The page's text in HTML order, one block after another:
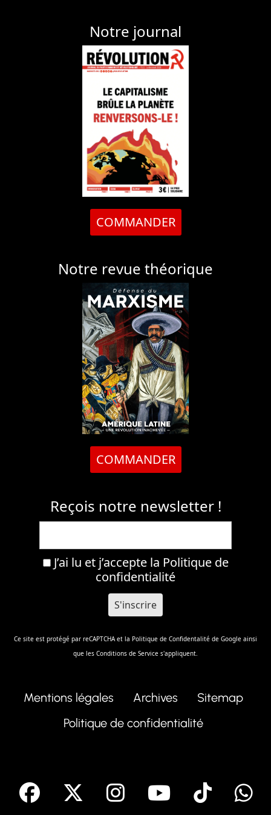
Notre journal
COMMANDER
Notre revue théorique
COMMANDER
Reçois notre newsletter !
J’ai lu et j’accepte la Politique de
confidentialité
Ce site est protégé par reCAPTCHA et la Politique de Confidentalité de Google ainsi
que les Conditions de Service s'appliquent.
Mentions légales Archives
Sitemap
Politique de confidentialité
facebook Instagram
Youtube
Tik